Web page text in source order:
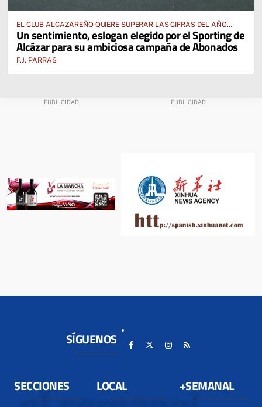
EL CLUB ALCAZAREÑO QUIERE SUPERAR LAS CIFRAS DEL AÑO
PASADO E INCLUSO DUPLICARLAS
Un sentimiento, eslogan elegido por el Sporting de
Alcázar para su ambiciosa campaña de Abonados
F.J. PARRAS
SÍGUENOS
SECCIONES LOCAL +SEMANAL